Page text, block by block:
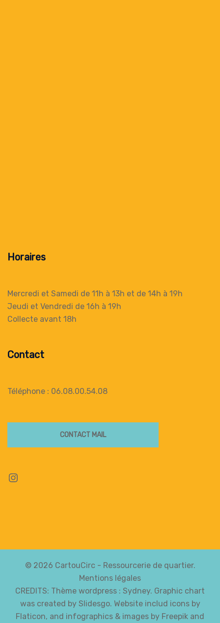
Horaires
Mercredi et Samedi de 11h à 13h et de 14h à 19h
Jeudi et Vendredi de 16h à 19h
Collecte avant 18h
Contact
Téléphone : 06.08.00.54.08
CONTACT MAIL
Instagram
© 2026 CartouCirc - Ressourcerie de quartier.
Mentions légales
CREDITS: Thème wordpress : Sydney. Graphic chart
was created by Slidesgo. Website includ icons by
Flaticon, and infographics & images by Freepik and